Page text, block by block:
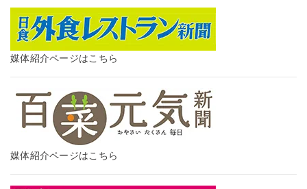
媒体紹介ページはこちら
媒体紹介ページはこちら